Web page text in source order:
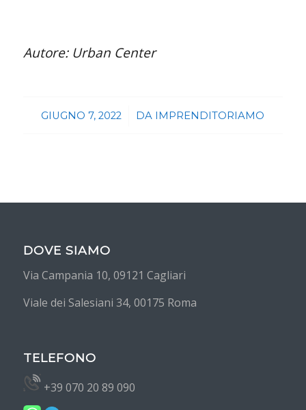
Autore: Urban Center
GIUGNO 7, 2022
/ DA IMPRENDITORIAMO
DOVE SIAMO
Via Campania 10, 09121 Cagliari
Viale dei Salesiani 34, 00175 Roma
TELEFONO
+39 070 20 89 090